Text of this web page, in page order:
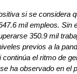
si se considera
mil empleos. Sin
350.9 mil
previos a la
el ritmo de
ha observado en el